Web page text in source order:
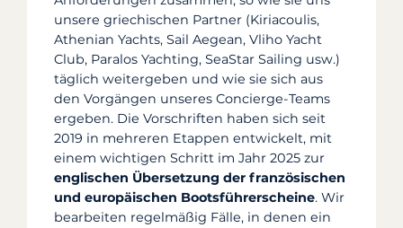
unsere griechischen Partner (Kiriacoulis,
Athenian Yachts, Sail Aegean, Vliho Yacht
Club, Paralos Yachting, SeaStar Sailing usw.)
täglich weitergeben und wie sie sich aus
den Vorgängen unseres Concierge-Teams
ergeben. Die Vorschriften haben sich seit
2019 in mehreren Etappen entwickelt, mit
einem wichtigen Schritt im Jahr 2025 zur
englischen Übersetzung der französischen
und europäischen Bootsführerscheine. Wir
bearbeiten regelmäßig Fälle, in denen ein